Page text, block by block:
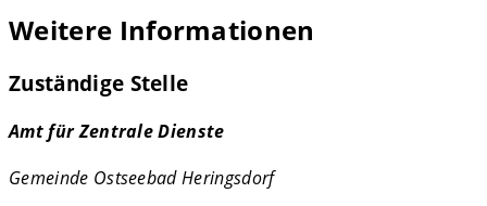
Weitere Informationen
Zuständige Stelle
Amt für Zentrale Dienste
Gemeinde Ostseebad Heringsdorf